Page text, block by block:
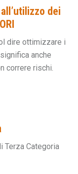
dei
dire ottimizzare i
anche
correre rischi.
Terza Categoria